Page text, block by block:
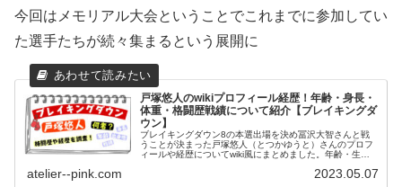
今回はメモリアル大会ということでこれまでに参加してい
た選手たちが続々集まるという展開に
戸塚悠人のwikiプロフィール経歴！年齢・身長・
体重・格闘歴戦績について紹介【ブレイキングダ
ウン】
ブレイキングダウン8の本選出場を決め冨沢大智さんと戦
うことが決まった戸塚悠人（とつかゆうと）さんのプロフ
ィールや経歴についてwiki風にまとめました。年齢・生年
atelier--pink.com 2023.05.07